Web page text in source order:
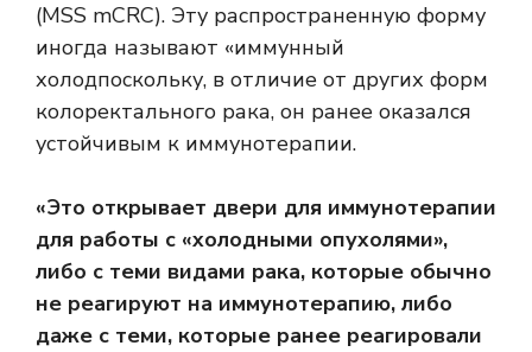
(MSS mCRC). Эту распространенную форму
иногда называют «иммунный
холодпоскольку, в отличие от других форм
колоректального рака, он ранее оказался
устойчивым к иммунотерапии.
«Это открывает двери для иммунотерапии
для работы с «холодными опухолями»,
либо с теми видами рака, которые обычно
не реагируют на иммунотерапию, либо
даже с теми, которые ранее реагировали